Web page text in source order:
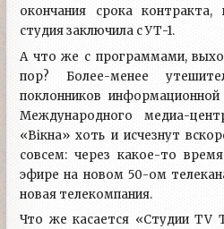
окончания срока
студия заключила с УТ-1.
А что же с программами,
пор? Более-менее
поклонников
Международного медиа-
«Вікна» хоть и исчезнут
совсем: через какое-то
эфире на новом 50-ом
новая телекомпания.
Что же касается «Студии TV